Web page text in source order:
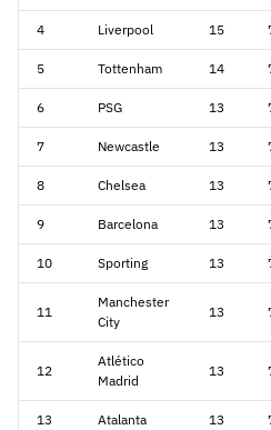
4 Liverpool 15
5 Tottenham 14
6 PSG 13
7 Newcastle 13
8 Chelsea 13
9 Barcelona 13
10 Sporting 13
11
Manchester
City
13
12
Atlético
Madrid
13
13 Atalanta 13